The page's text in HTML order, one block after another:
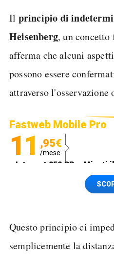
Il principio di
Heisenberg, un
afferma che alcuni
possono essere
attraverso l'osservazione
Fastweb Mobile Pro
11 ,95€
/mese
Internet 250 GB e Minuti
Spedizione SIM GRATIS
Questo principio ci
semplicemente la